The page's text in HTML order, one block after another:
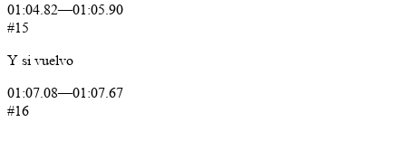
01:04.82—01:05.90
#15
Y si vuelvo
01:07.08—01:07.67
#16